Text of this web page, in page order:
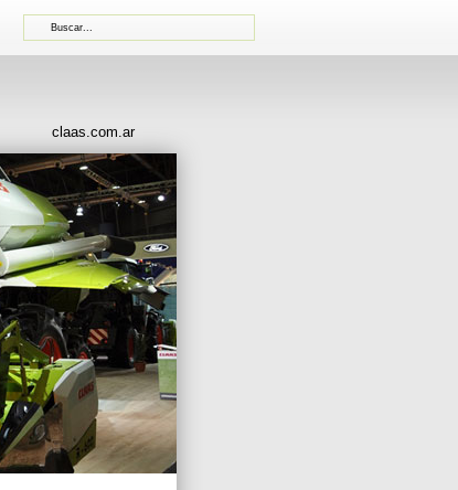
claas.com.ar